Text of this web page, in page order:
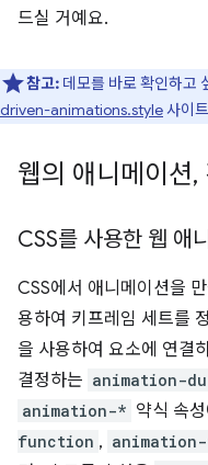
드실 거예요.
참고: 데모를 바로 확인하고
driven-animations.style 사이
웹의 애니메이션,
CSS를 사용한 웹 애
CSS에서 애니메이션을
용하여 키프레임 세트를
을 사용하여 요소에 연결
결정하는 animation-
animation-* 약식 속
function ,